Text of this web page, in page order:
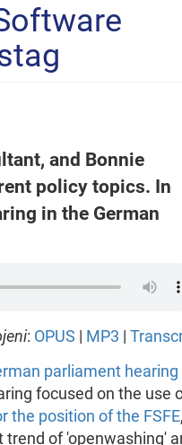
and Bonnie
policy topics. In
in the German
: OPUS | MP3 |
parliament hearing
focused on the use
the position of the FSFE,
of 'openwashing'